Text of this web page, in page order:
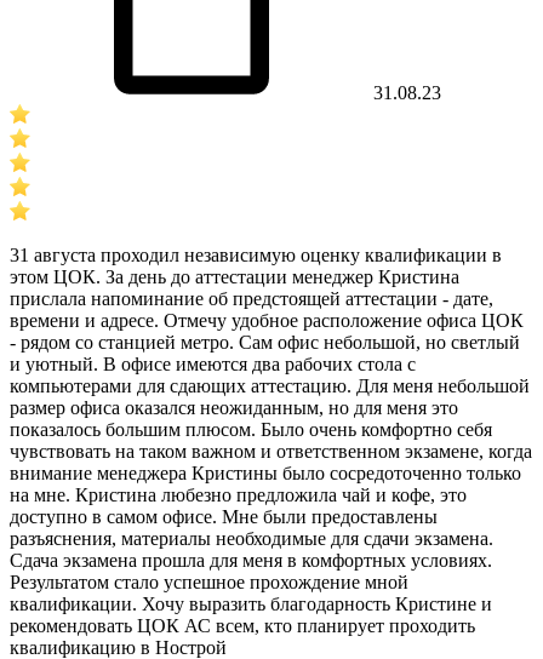
31.08.23
31 августа проходил независимую оценку квалификации в
этом ЦОК. За день до аттестации менеджер Кристина
прислала напоминание об предстоящей аттестации - дате,
времени и адресе. Отмечу удобное расположение офиса ЦОК
- рядом со станцией метро. Сам офис небольшой, но светлый
и уютный. В офисе имеются два рабочих стола с
компьютерами для сдающих аттестацию. Для меня небольшой
размер офиса оказался неожиданным, но для меня это
показалось большим плюсом. Было очень комфортно себя
чувствовать на таком важном и ответственном экзамене, когда
внимание менеджера Кристины было сосредоточенно только
на мне. Кристина любезно предложила чай и кофе, это
доступно в самом офисе. Мне были предоставлены
разъяснения, материалы необходимые для сдачи экзамена.
Сдача экзамена прошла для меня в комфортных условиях.
Результатом стало успешное прохождение мной
квалификации. Хочу выразить благодарность Кристине и
рекомендовать ЦОК АС всем, кто планирует проходить
квалификацию в Нострой